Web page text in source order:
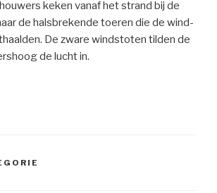
keken vanaf het strand bij de
de halsbrekende toeren die de wind-
De zware windstoten tilden de
de lucht in.